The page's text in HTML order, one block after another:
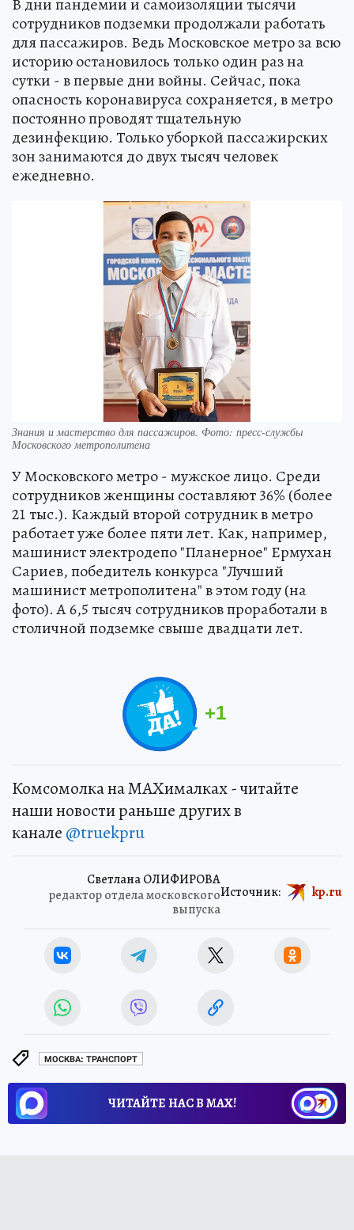
В дни пандемии и самоизоляции тысячи
сотрудников подземки продолжали работать
для пассажиров. Ведь Московское метро за всю
историю остановилось только один раз на
сутки - в первые дни войны. Сейчас, пока
опасность коронавируса сохраняется, в метро
постоянно проводят тщательную
дезинфекцию. Только уборкой пассажирских
зон занимаются до двух тысяч человек
ежедневно.
Знания и мастерство для пассажиров. Фото: пресс-службы
Московского метрополитена
У Московского метро - мужское лицо. Среди
сотрудников женщины составляют 36% (более
21 тыс.). Каждый второй сотрудник в метро
работает уже более пяти лет. Как, например,
машинист электродепо "Планерное" Ермухан
Сариев, победитель конкурса "Лучший
машинист метрополитена" в этом году (на
фото). А 6,5 тысяч сотрудников проработали в
столичной подземке свыше двадцати лет.
+1
Комсомолка на MAXималках - читайте
наши новости раньше других в
канале @truekpru
Светлана ОЛИФИРОВА
редактор отдела московского
выпуска
Источник: kp.ru
МОСКВА: ТРАНСПОРТ
ЧИТАЙТЕ НАС В МАХ!